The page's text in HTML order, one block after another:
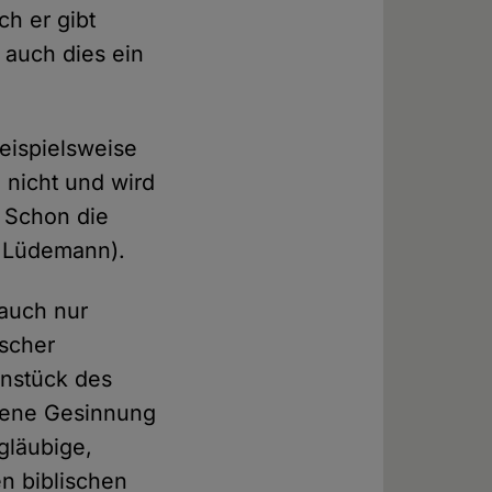
er gibt
dies ein
nicht und wird
die
nur
des
Gesinnung
biblischen